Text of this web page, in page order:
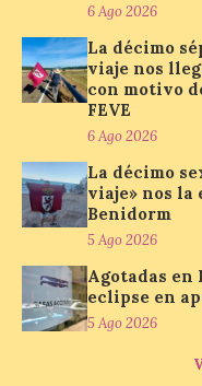
Madrid a la cabeza de
ocupa el noveno
priorizan las […]
El
Bañeza
Festival One
una cita con la
los 80 y 90
agosto en la
6 Ago 2026
Se
6 Ago 2026
La décimo
viaje nos
con motivo
FEVE
6 Ago 2026
La décimo
viaje» nos la
Benidorm
5 Ago 2026
Agotadas en
eclipse en
5 Ago 2026